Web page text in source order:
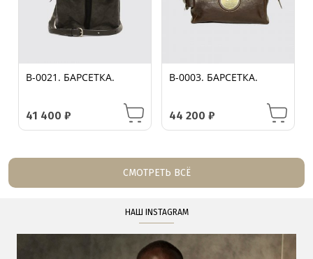
B-0021. БАРСЕТКА.
41 400₽
B-0003. БАРСЕТКА.
44 200 ₽
СМОТРЕТЬ ВСЁ
НАШ INSTAGRAM